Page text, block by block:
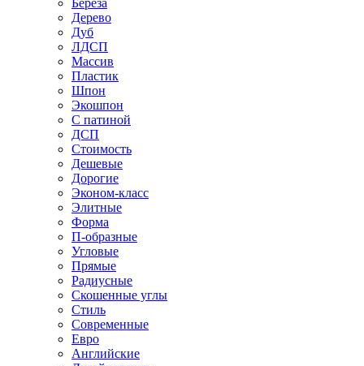
Береза
Дерево
Дуб
ЛДСП
Массив
Пластик
Шпон
Экошпон
С патиной
ДСП
Стоимость
Дешевые
Дорогие
Эконом-класс
Элитные
Форма
П-образные
Угловые
Прямые
Радиусные
Скошенные углы
Стиль
Современные
Евро
Английские